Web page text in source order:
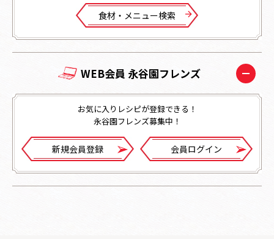
⾷材・メニュー検索
WEB会員 永谷園フレンズ
お気に入りレシピが登録できる！
永谷園フレンズ募集中！
新規会員登録 会員ログイン